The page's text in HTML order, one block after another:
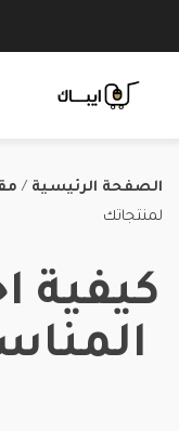
الصفحة الرئيسية /
لمنتجاتك
كيفية